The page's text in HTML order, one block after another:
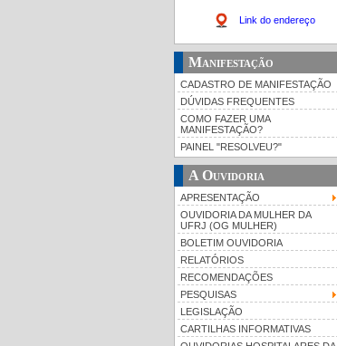
Link do endereço
Manifestação
CADASTRO DE MANIFESTAÇÃO
DÚVIDAS FREQUENTES
COMO FAZER UMA
MANIFESTAÇÃO?
PAINEL "RESOLVEU?"
A Ouvidoria
APRESENTAÇÃO
OUVIDORIA DA MULHER DA
UFRJ (OG MULHER)
BOLETIM OUVIDORIA
RELATÓRIOS
RECOMENDAÇÕES
PESQUISAS
LEGISLAÇÃO
CARTILHAS INFORMATIVAS